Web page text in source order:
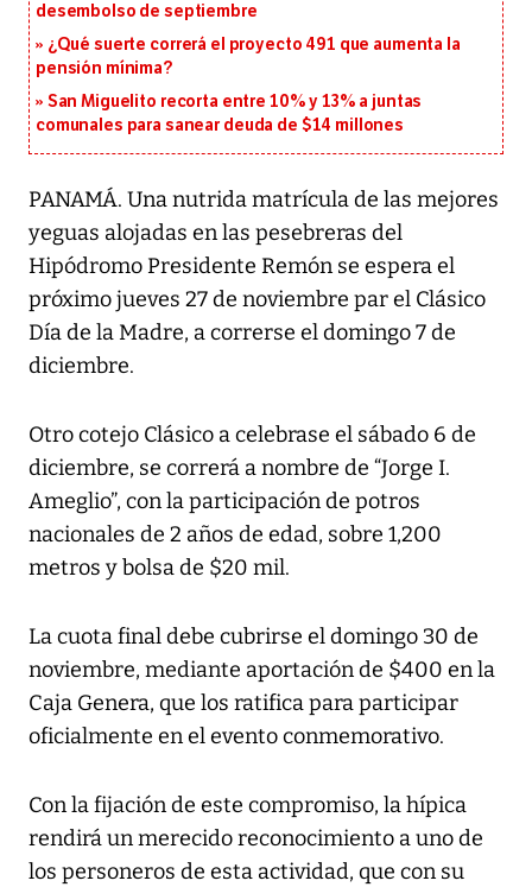
desembolso de septiembre
¿Qué suerte correrá el proyecto 491 que aumenta la
pensión mínima?
San Miguelito recorta entre 10% y 13% a juntas
comunales para sanear deuda de $14 millones
PANAMÁ. Una nutrida matrícula de las mejores
yeguas alojadas en las pesebreras del
Hipódromo Presidente Remón se espera el
próximo jueves 27 de noviembre par el Clásico
Día de la Madre, a correrse el domingo 7 de
diciembre.
Otro cotejo Clásico a celebrase el sábado 6 de
diciembre, se correrá a nombre de “Jorge I.
Ameglio”, con la participación de potros
nacionales de 2 años de edad, sobre 1,200
metros y bolsa de $20 mil.
La cuota final debe cubrirse el domingo 30 de
noviembre, mediante aportación de $400 en la
Caja Genera, que los ratifica para participar
oficialmente en el evento conmemorativo.
Con la fijación de este compromiso, la hípica
rendirá un merecido reconocimiento a uno de
los personeros de esta actividad, que con su